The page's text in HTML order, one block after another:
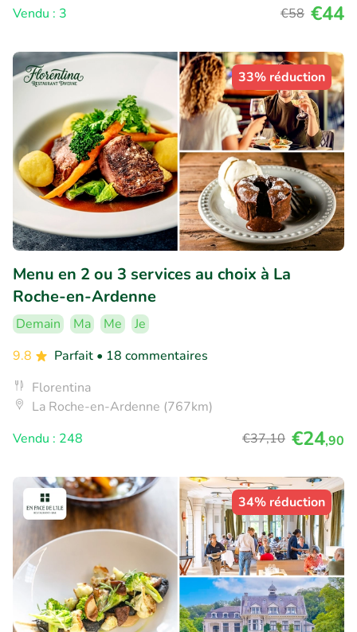
Vendu : 3
€58 €44
33% réduction
Menu en 2 ou 3 services au choix à La
Roche-en-Ardenne
Demain Ma Me
Je
9.8
Parfait • 18 commentaires
Florentina
La Roche-en-Ardenne (767km)
Vendu : 248
€37,10 €24,90
34% réduction